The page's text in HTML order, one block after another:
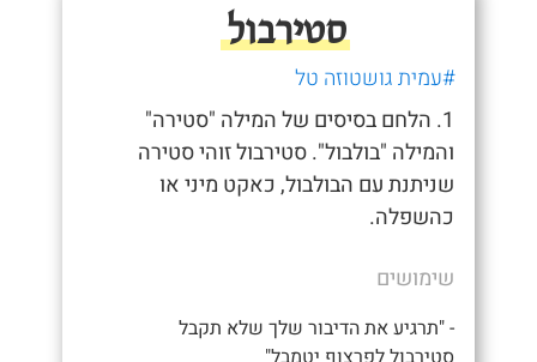
סטירבול
#עמית גושטוזה טל
1. הלחם בסיסים של המילה "סטירה"
והמילה "בולבול". סטירבול זוהי סטירה
שניתנת עם הבולבול, כאקט מיני או
כהשפלה.
שימושים
- "תרגיע את הדיבור שלך שלא תקבל